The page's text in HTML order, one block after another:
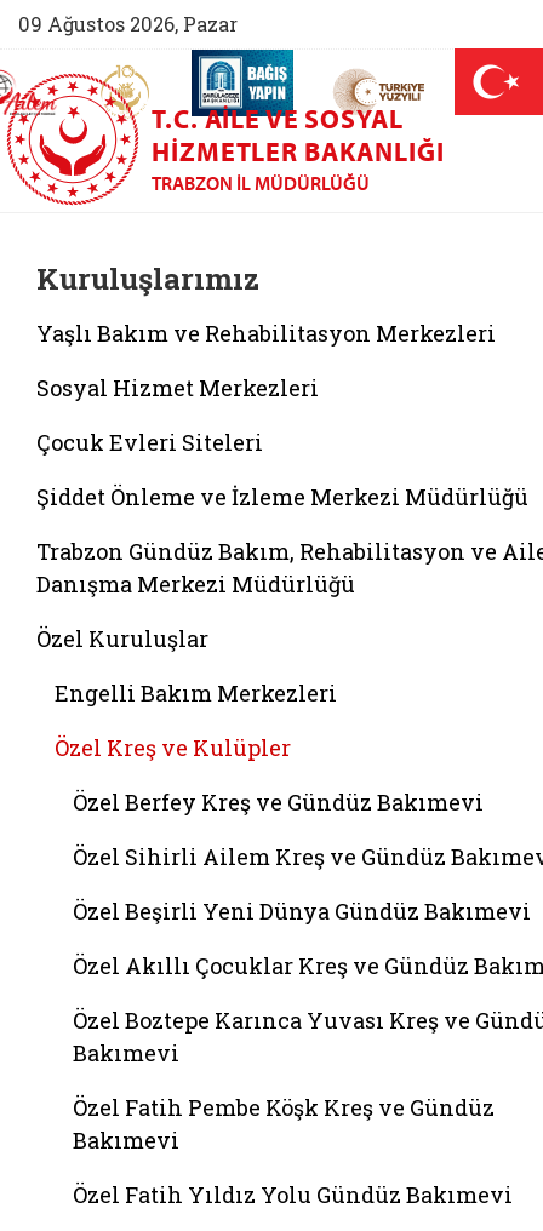
09 Ağustos 2026, Pazar
(yeni sekmede açılır)
AİLEM İletişim Merkezi (yeni sekmede açılır)
Aile ve Nüfus On Yılı (yeni sekmede açılır)
Darülaceze bağış sayfası (yeni
T.C. AILE VE SOSYAL
HIZMETLER BAKANLIĞI
TRABZON İL MÜDÜRLÜĞÜ
Kuruluşlarımız
Yaşlı Bakım ve Rehabilitasyon Merkezleri
Sosyal Hizmet Merkezleri
Çocuk Evleri Siteleri
Şiddet Önleme ve İzleme Merkezi Müdürlüğü
Trabzon Gündüz Bakım, Rehabilitasyon ve
Danışma Merkezi Müdürlüğü
Özel Kuruluşlar
Engelli Bakım Merkezleri
Özel Kreş ve Kulüpler
Özel Berfey Kreş ve Gündüz Bakımevi
Özel Sihirli Ailem Kreş ve Gündüz
Özel Beşirli Yeni Dünya Gündüz Bakımevi
Özel Akıllı Çocuklar Kreş ve Gündüz
Özel Boztepe Karınca Yuvası Kreş ve
Bakımevi
Özel Fatih Pembe Köşk Kreş ve Gündüz
Bakımevi
Özel Fatih Yıldız Yolu Gündüz Bakımevi